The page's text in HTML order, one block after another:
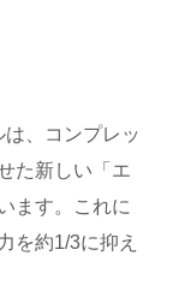
は、コンプレッ
た新しい「エ
ます。これに
を約1/3に抑え